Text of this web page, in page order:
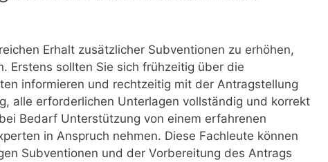
Erhalt zusätzlicher Subventionen zu erhöhen,
Erstens sollten Sie sich frühzeitig über die
informieren und rechtzeitig mit der Antragstellung
alle erforderlichen Unterlagen vollständig und korrekt
Bedarf Unterstützung von einem erfahrenen
in Anspruch nehmen. Diese Fachleute können
Subventionen und der Vorbereitung des Antrags